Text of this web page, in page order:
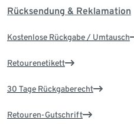
Rücksendung & Reklamation
Kostenlose Rückgabe / Umtausch
Retourenetikett
30 Tage Rückgaberecht
Retouren-Gutschrift